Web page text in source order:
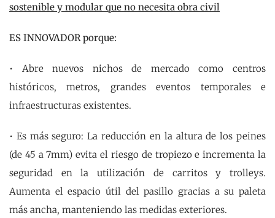
sostenible y modular que no necesita obra civil
ES INNOVADOR porque:
• Abre nuevos nichos de mercado como centros
históricos, metros, grandes eventos temporales e
infraestructuras existentes.
• Es más seguro: La reducción en la altura de los peines
(de 45 a 7mm) evita el riesgo de tropiezo e incrementa la
seguridad en la utilización de carritos y trolleys.
Aumenta el espacio útil del pasillo gracias a su paleta
más ancha, manteniendo las medidas exteriores.